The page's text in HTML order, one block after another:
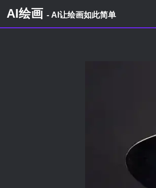
AI绘画 - AI让绘画如此简单